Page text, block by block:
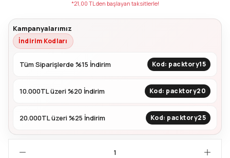
*21,00 TL den başlayan taksitlerle!
Kampanyalarımız
İndirim Kodları
Tüm Siparişlerde %15 İndirim Kod: packtory15
10.000TL üzeri %20 İndirim Kod: packtory20
20.000TL üzeri %25 İndirim Kod: packtory25